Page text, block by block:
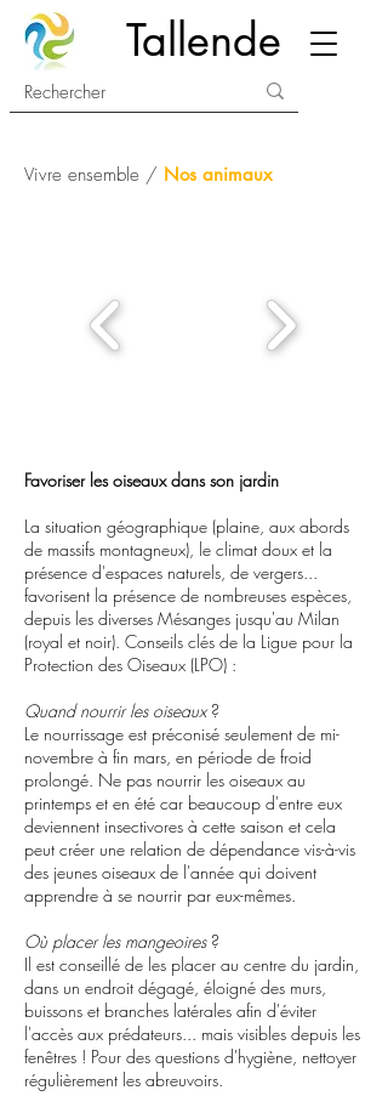
Tallende
Vivre ensemble / Nos animaux
Favoriser les oiseaux dans son jardin
La situation géographique (plaine, aux abords
de massifs montagneux), le climat doux et la
présence d'espaces naturels, de vergers...
favorisent la présence de nombreuses espèces,
depuis les diverses Mésanges jusqu'au Milan
(royal et noir). Conseils clés de la Ligue pour la
Protection des Oiseaux (LPO) :
Quand nourrir les oiseaux?
Le nourrissage est préconisé seulement de mi-
novembre à fin mars, en période de froid
prolongé. Ne pas nourrir les oiseaux au
printemps et en été car beaucoup d'entre eux
deviennent insectivores à cette saison et cela
peut créer une relation de dépendance vis-à-vis
des jeunes oiseaux de l'année qui doivent
apprendre à se nourrir par eux-mêmes.
Où placer les mangeoires?
Il est conseillé de les placer au centre du jardin,
dans un endroit dégagé, éloigné des murs,
buissons et branches latérales afin d'éviter
l'accès aux prédateurs... mais visibles depuis les
fenêtres ! Pour des questions d'hygiène, nettoyer
régulièrement les abreuvoirs.